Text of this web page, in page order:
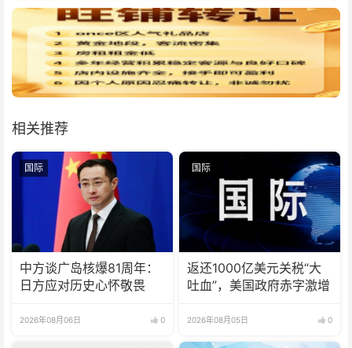
相关推荐
国际
中方谈广岛核爆81周年：
日方应对历史心怀敬畏
2026年08月06日 0
国际
返还1000亿美元关税“大
吐血”，美国政府赤字激增
2026年08月05日 0